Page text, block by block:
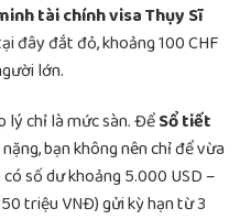
tài chính visa Thụy Sĩ
đây đắt đỏ, khoảng 100 CHF
lớn.
lý chỉ là mức sàn. ĐểSổ tiết
bạn không nên chỉ để vừa
số dư khoảng 5.000 USD –
triệu VNĐ) gửi kỳ hạn từ 3